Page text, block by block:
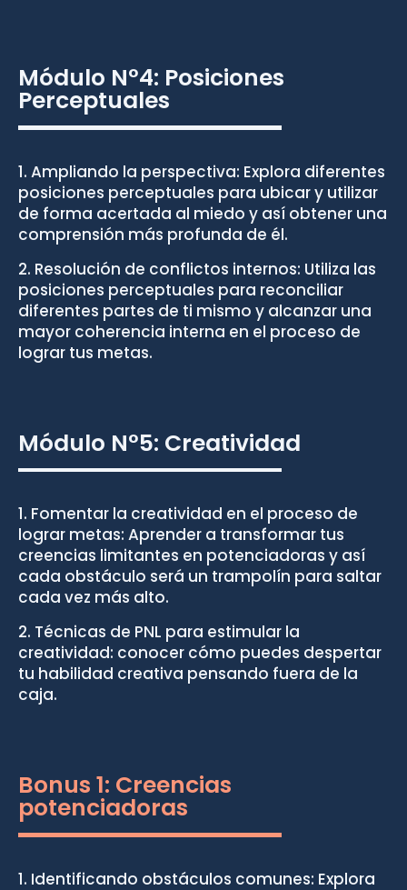
Módulo N°4: Posiciones
Perceptuales
1. Ampliando la perspectiva: Explora diferentes
posiciones perceptuales para ubicar y utilizar
de forma acertada al miedo y así obtener una
comprensión más profunda de él.⁣
2. Resolución de conflictos internos: Utiliza las
posiciones perceptuales para reconciliar
diferentes partes de ti mismo y alcanzar una
mayor coherencia interna en el proceso de
lograr tus metas.
Módulo N°5: Creatividad
1. Fomentar la creatividad en el proceso de
lograr metas: Aprender a transformar tus
creencias limitantes en potenciadoras y así
cada obstáculo será un trampolín para saltar
cada vez más alto⁣.
2. Técnicas de PNL para estimular la
creatividad: conocer cómo puedes despertar
tu habilidad creativa pensando fuera de la
caja.
Bonus 1: Creencias
potenciadoras
1. Identificando obstáculos comunes: Explora